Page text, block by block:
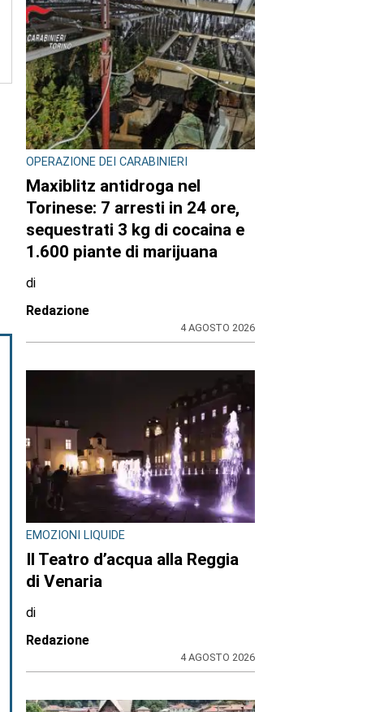
OPERAZIONE DEI CARABINIERI
Maxiblitz antidroga nel
Torinese: 7 arresti in 24 ore,
sequestrati 3 kg di cocaina e
1.600 piante di marijuana
di
Redazione
4 AGOSTO 2026
EMOZIONI LIQUIDE
Il Teatro d’acqua alla Reggia
di Venaria
di
Redazione
4 AGOSTO 2026